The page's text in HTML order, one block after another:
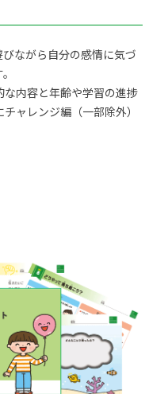
ながら自分の感情に気づ
内容と年齢や学習の進捗
ャレンジ編（一部除外）